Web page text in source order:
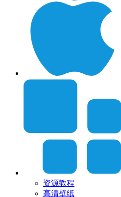
资源教程
高清壁纸